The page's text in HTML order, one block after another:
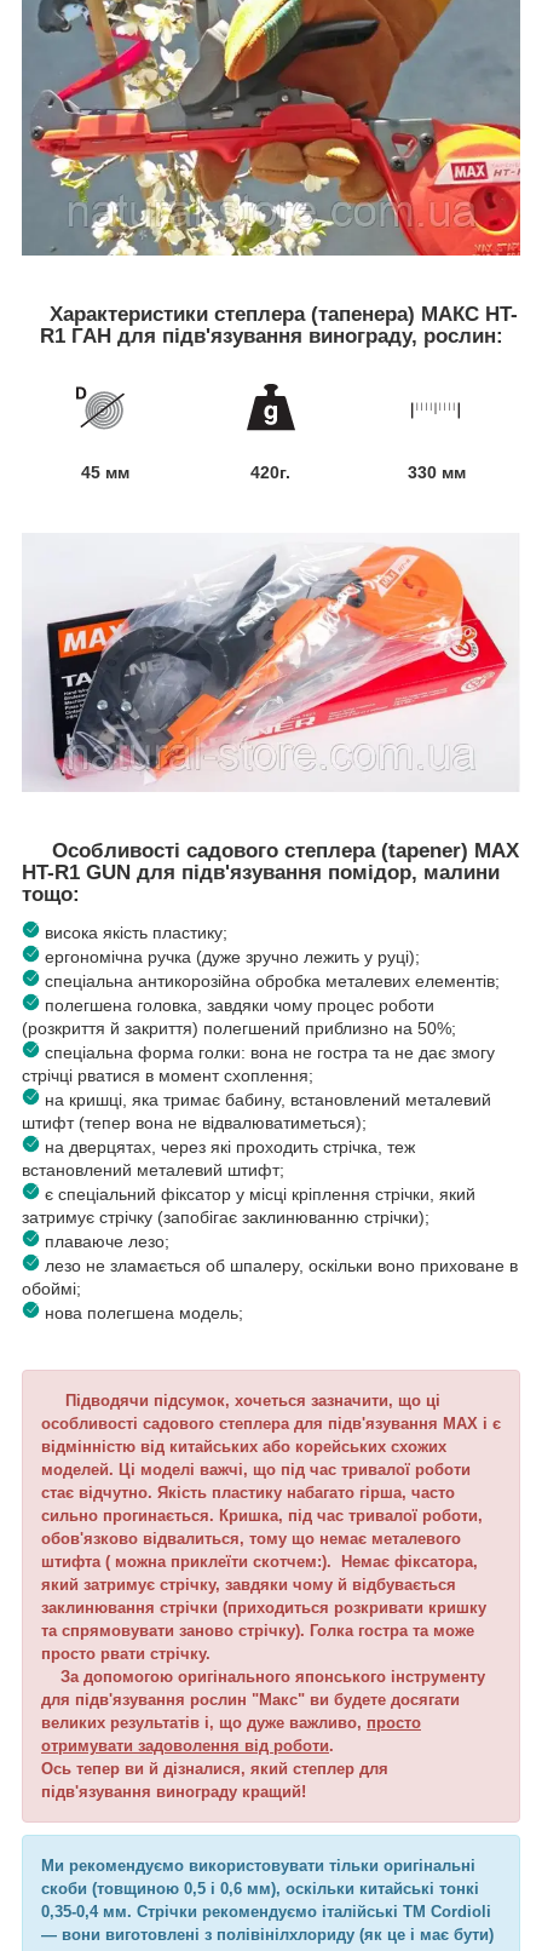
Характеристики степлера (тапенера) МАКС HT-
R1 ГАН для підв'язування винограду, рослин:
45 мм 420г. 330 мм
Особливості садового степлера (tapener) MAX
HT-R1 GUN для підв'язування помідор, малини
тощо:
висока якість пластику;
ергономічна ручка (дуже зручно лежить у руці);
спеціальна антикорозійна обробка металевих елементів;
полегшена головка, завдяки чому процес роботи
(розкриття й закриття) полегшений приблизно на 50%;
спеціальна форма голки: вона не гостра та не дає змогу
стрічці рватися в момент схоплення;
на кришці, яка тримає бабину, встановлений металевий
штифт (тепер вона не відвалюватиметься);
на дверцятах, через які проходить стрічка, теж
встановлений металевий штифт;
є спеціальний фіксатор у місці кріплення стрічки, який
затримує стрічку (запобігає заклинюванню стрічки);
плаваюче лезо;
лезо не зламається об шпалеру, оскільки воно приховане в
обоймі;
нова полегшена модель;
Підводячи підсумок, хочеться зазначити, що ці
особливості садового степлера для підв'язування MAX і є
відмінністю від китайських або корейських схожих
моделей. Ці моделі важчі, що під час тривалої роботи
стає відчутно. Якість пластику набагато гірша, часто
сильно прогинається. Кришка, під час тривалої роботи,
обов'язково відвалиться, тому що немає металевого
штифта ( можна приклеїти скотчем:). Немає фіксатора,
який затримує стрічку, завдяки чому й відбувається
заклинювання стрічки (приходиться розкривати кришку
та спрямовувати заново стрічку). Голка гостра та може
просто рвати стрічку.
За допомогою оригінального японського інструменту
для підв'язування рослин "Макс" ви будете досягати
великих результатів і, що дуже важливо, просто
отримувати задоволення від роботи.
Ось тепер ви й дізналися, який степлер для
підв'язування винограду кращий!
Ми рекомендуємо використовувати тільки оригінальні
скоби (товщиною 0,5 і 0,6 мм), оскільки китайські тонкі
0,35-0,4 мм. Стрічки рекомендуємо італійські TM Cordioli
— вони виготовлені з полівінілхлориду (як це і має бути)